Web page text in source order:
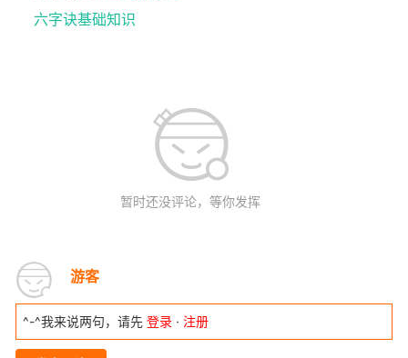
六字诀基础知识
暂时还没评论，等你发挥
游客
^-^我来说两句，请先 登录 · 注册